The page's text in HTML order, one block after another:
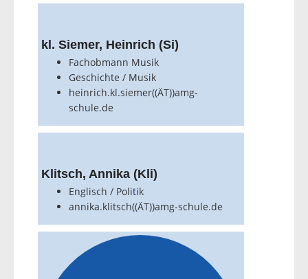
kl. Siemer, Heinrich (Si)
Fachobmann Musik
Geschichte / Musik
heinrich.kl.siemer((ÄT))amg-
schule.de
Klitsch, Annika (Kli)
Englisch / Politik
annika.klitsch((ÄT))amg-schule.de